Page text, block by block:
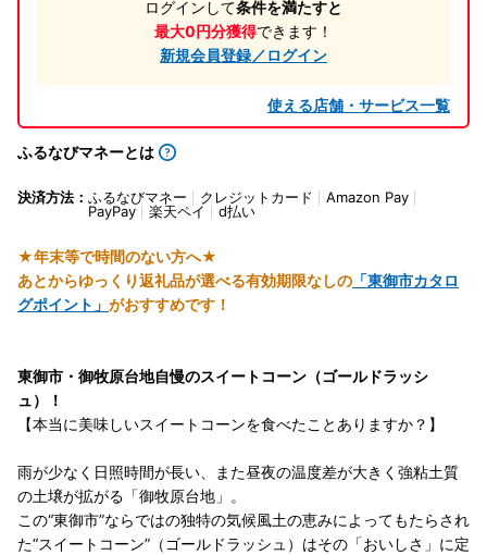
ログインして条件を満たすと
最大0円分獲得できます！
新規会員登録／ログイン
使える店舗・サービス一覧
ふるなびマネーとは
決済方法： ふるなびマネー クレジットカード
Amazon Pay
PayPay
楽天ペイ d払い
★年末等で時間のない方へ★
あとからゆっくり返礼品が選べる有効期限なしの 「東御市カタロ
グポイント」 がおすすめです！
東御市・御牧原台地自慢のスイートコーン（ゴールドラッシ
ュ）！
【本当に美味しいスイートコーンを食べたことありますか？】
雨が少なく日照時間が長い、また昼夜の温度差が大きく強粘土質
の土壌が拡がる「御牧原台地」。
この“東御市”ならではの独特の気候風土の恵みによってもたらされ
た“スイートコーン”（ゴールドラッシュ）はその「おいしさ」に定